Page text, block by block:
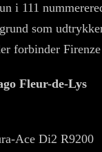
i 111
som
forbinder
Fleur-de-Lys
Ace Di2 R9200